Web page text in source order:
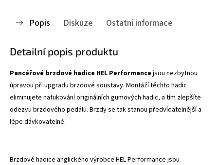
Popis Diskuze Ostatní informace
Detailní popis produktu
Pancéřové brzdové hadice HEL Performance jsou nezbytnou
úpravou při upgradu brzdové soustavy. Montáží těchto hadic
eliminujete nafukování originálních gumových hadic, a tím zlepšíte
odezvu brzdového pedálu. Brzdy se tak stanou předvídatelnější a
lépe dávkovatelné.
Brzdové hadice anglického výrobce HEL Performance jsou